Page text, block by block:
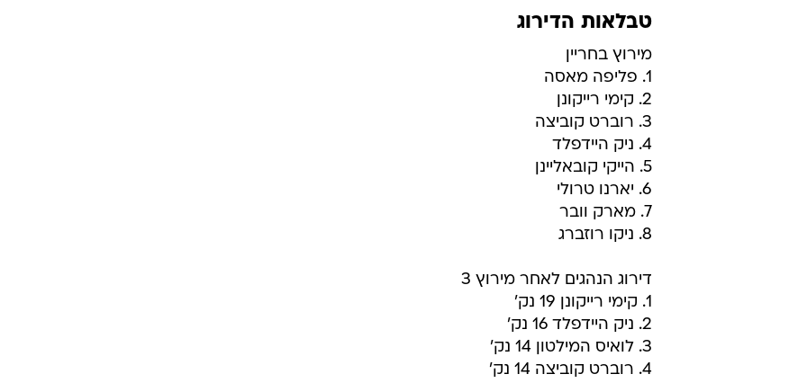
טבלאות הדירוג
מירוץ בחריין
1. פליפה מאסה
2. קימי רייקונן
3. רוברט קוביצה
4. ניק היידפלד
5. הייקי קובאליינן
6. יארנו טרולי
7. מארק וובר
8. ניקו רוזברג
דירוג הנהגים לאחר מירוץ 3
1. קימי רייקונן 19 נק'
2. ניק היידפלד 16 נק'
3. לואיס המילטון 14 נק'
4. רוברט קוביצה 14 נק'